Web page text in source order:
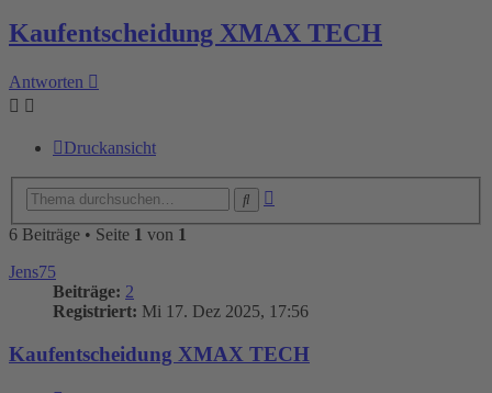
Kaufentscheidung XMAX TECH
Antworten
Druckansicht
6 Beiträge • Seite 1 von 1
Jens75
Beiträge: 2
Registriert: Mi 17. Dez 2025, 17:56
Kaufentscheidung XMAX TECH